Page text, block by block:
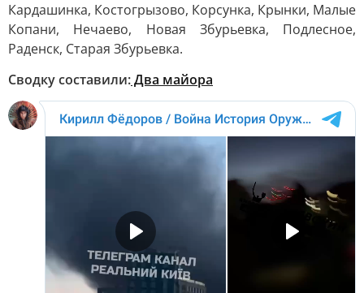
Кардашинка, Костогрызово, Корсунка, Крынки, Малые
Копани, Нечаево, Новая Збурьевка, Подлесное,
Раденск, Старая Збурьевка.
Сводку составили:Два майора